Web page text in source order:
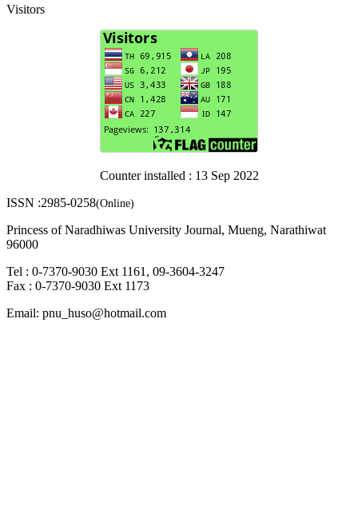
Visitors
Counter installed : 13 Sep 2022
ISSN :2985-0258(Online)
Princess of Naradhiwas University Journal, Mueng, Narathiwat
96000
Tel : 0-7370-9030 Ext 1161, 09-3604-3247
Fax : 0-7370-9030 Ext 1173
Email: pnu_huso@hotmail.com